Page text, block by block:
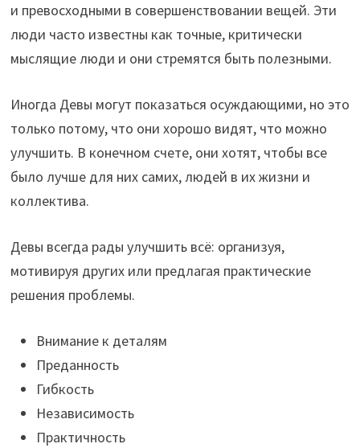
и превосходными в совершенствовании вещей. Эти
люди часто известны как точные, критически
мыслящие люди и они стремятся быть полезными.
Иногда Девы могут показаться осуждающими, но это
только потому, что они хорошо видят, что можно
улучшить. В конечном счете, они хотят, чтобы все
было лучше для них самих, людей в их жизни и
коллектива.
Девы всегда рады улучшить всё: организуя,
мотивируя других или предлагая практические
решения проблемы.
Внимание к деталям
Преданность
Гибкость
Независимость
Практичность